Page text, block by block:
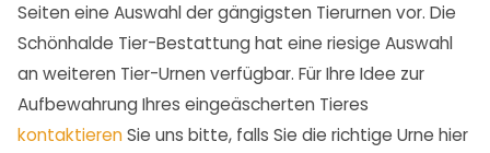
Seiten eine Auswahl der gängigsten Tierurnen vor. Die
Schönhalde Tier-Bestattung hat eine riesige Auswahl
an weiteren Tier-Urnen verfügbar. Für Ihre Idee zur
Aufbewahrung Ihres eingeäscherten Tieres
kontaktierenSie uns bitte, falls Sie die richtige Urne hier